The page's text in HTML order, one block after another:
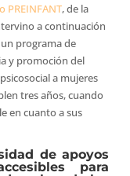
PREINFANT, de la
a continuación
programa de
y promoción del
a mujeres
tres años, cuando
en cuanto a sus
de apoyos
para